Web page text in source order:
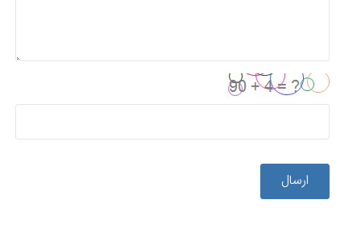
ارسال